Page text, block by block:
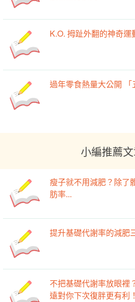
K.O. 拇趾外翻的神奇運
過年零食熱量大公開
小編推薦
瘦子就不用減肥？除了
肪率...
提升基礎代謝率的減肥
不把基礎代謝率放眼裡
遠對你下次復胖更有利！